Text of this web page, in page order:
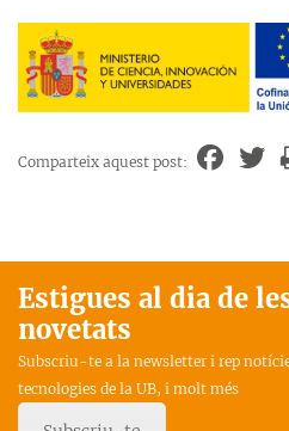
Comparteix aquest post:
Estigues al dia de
novetats
Subscriu-te a la newsletter i rep
tecnologies de la UB, i molt més